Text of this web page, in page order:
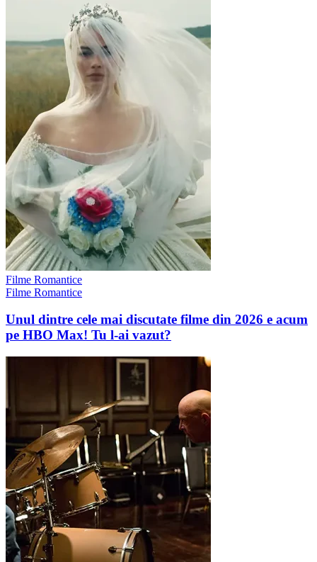
Filme Romantice
Filme Romantice
Unul dintre cele mai discutate filme din 2026 e acum
pe HBO Max! Tu l-ai vazut?